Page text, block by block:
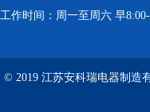
工作时间：周一至周六 早
© 2019 江苏安科瑞电器制造